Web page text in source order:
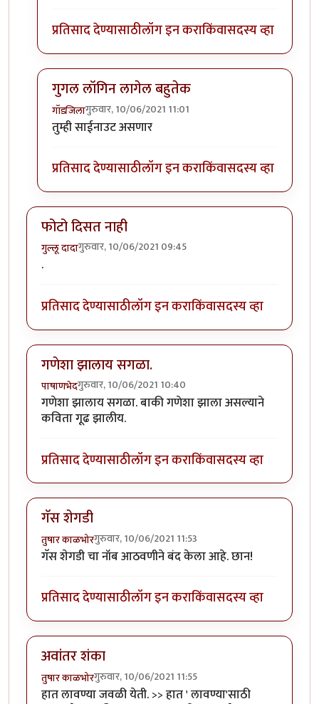
प्रतिसाद देण्यासाठीलॉग इन कराकिंवासदस्य व्हा
गुगल लॉगिन लागेल बहुतेक
गॉडजिलागुरुवार, 10/06/2021 11:01
In reply toगणेशाby
तुम्ही साईनाउट असणार
प्रतिसाद देण्यासाठीलॉग इन कराकिंवासदस्य व्हा
फोटो दिसत नाही
गुल्लू दादागुरुवार, 10/06/2021 09:45
.
प्रतिसाद देण्यासाठीलॉग इन कराकिंवासदस्य व्हा
गणेशा झालाय सगळा.
पाषाणभेदगुरुवार, 10/06/2021 10:40
गणेशा झालाय सगळा. बाकी गणेशा झाला असल्याने
कविता गूढ झालीय.
प्रतिसाद देण्यासाठीलॉग इन कराकिंवासदस्य व्हा
गॅस शेगडी
तुषार काळभोरगुरुवार, 10/06/2021 11:53
गॅस शेगडी चा नॉब आठवणीने बंद केला आहे. छान!
प्रतिसाद देण्यासाठीलॉग इन कराकिंवासदस्य व्हा
अवांतर शंका
तुषार काळभोरगुरुवार, 10/06/2021 11:55
हात लावण्या जवळी येती. >> हात ' लावण्या'साठी